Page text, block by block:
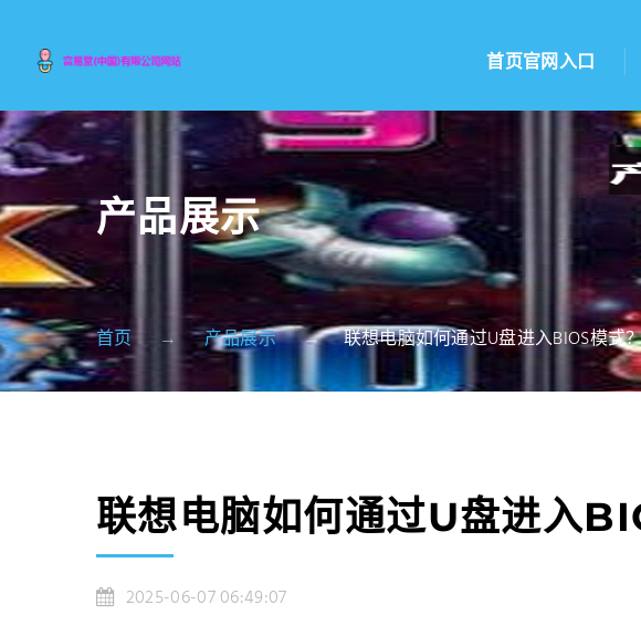
首页官网入口
产品展示
首页 产品展示 联想电脑如何通过U盘进入BIOS模式
联想电脑如何通过U盘进入
2025-06-07 06:49:07